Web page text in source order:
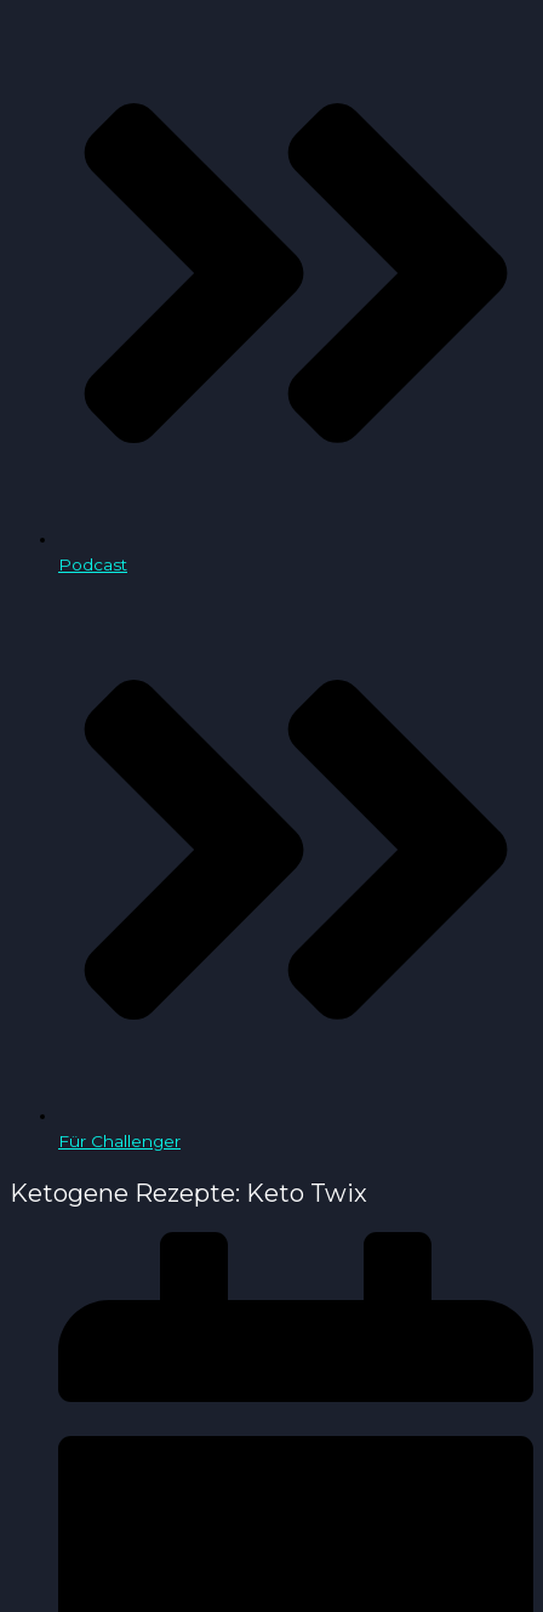
Podcast
Für Challenger
Ketogene Rezepte: Keto Twix